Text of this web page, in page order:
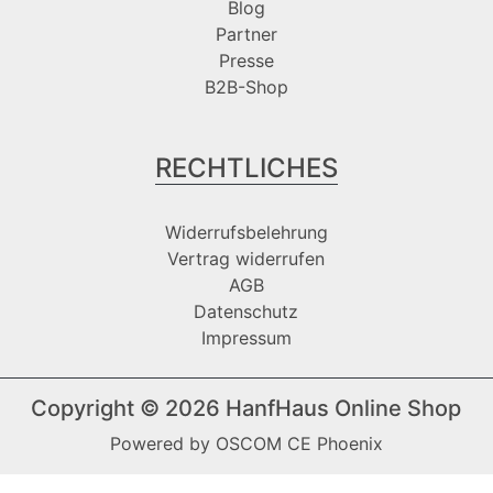
Blog
Partner
Presse
B2B-Shop
RECHTLICHES
Widerrufsbelehrung
Vertrag widerrufen
AGB
Datenschutz
Impressum
Copyright © 2026 HanfHaus Online Shop
Powered by OSCOM CE Phoenix